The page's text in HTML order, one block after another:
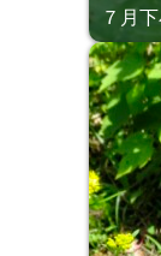
７月